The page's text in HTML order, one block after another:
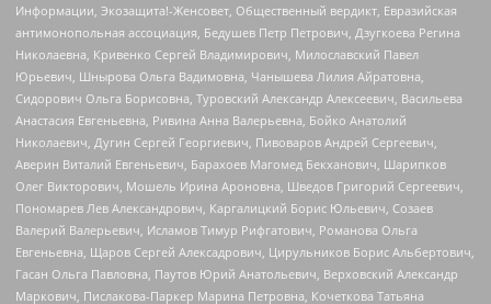
Информации, Экозащита!-Женсовет, Общественный вердикт, Евразийская
антимонопольная ассоциация, Бедушев Петр Петрович, Дзугкоева Регина
Николаевна, Кривенко Сергей Владимирович, Милославский Павел
Юрьевич, Шнырова Ольга Вадимовна, Чанышева Лилия Айратовна,
Сидорович Ольга Борисовна, Туровский Александр Алексеевич, Васильева
Анастасия Евгеньевна, Ривина Анна Валерьевна, Бойко Анатолий
Николаевич, Дугин Сергей Георгиевич, Пивоваров Андрей Сергеевич,
Аверин Виталий Евгеньевич, Барахоев Магомед Бекханович, Шарипков
Олег Викторович, Мошель Ирина Ароновна, Шведов Григорий Сергеевич,
Пономарев Лев Александрович, Каргалицкий Борис Юльевич, Созаев
Валерий Валерьевич, Исламов Тимур Рифгатович, Романова Ольга
Евгеньевна, Щаров Сергей Алексадрович, Цирульников Борис Альбертович,
Гасан Ольга Павловна, Паутов Юрий Анатольевич, Верховский Александр
Маркович, Пислакова-Паркер Марина Петровна, Кочеткова Татьяна